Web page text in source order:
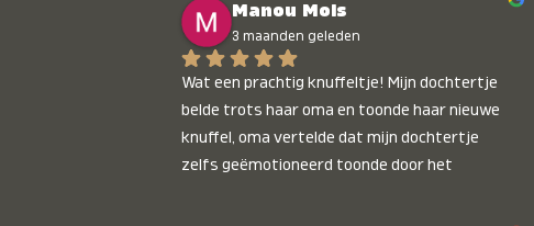
Manou Mols
3 maanden geleden
Wat een prachtig knuffeltje! Mijn dochtertje
belde trots haar oma en toonde haar nieuwe
knuffel, oma vertelde dat mijn dochtertje
zelfs geëmotioneerd toonde door het